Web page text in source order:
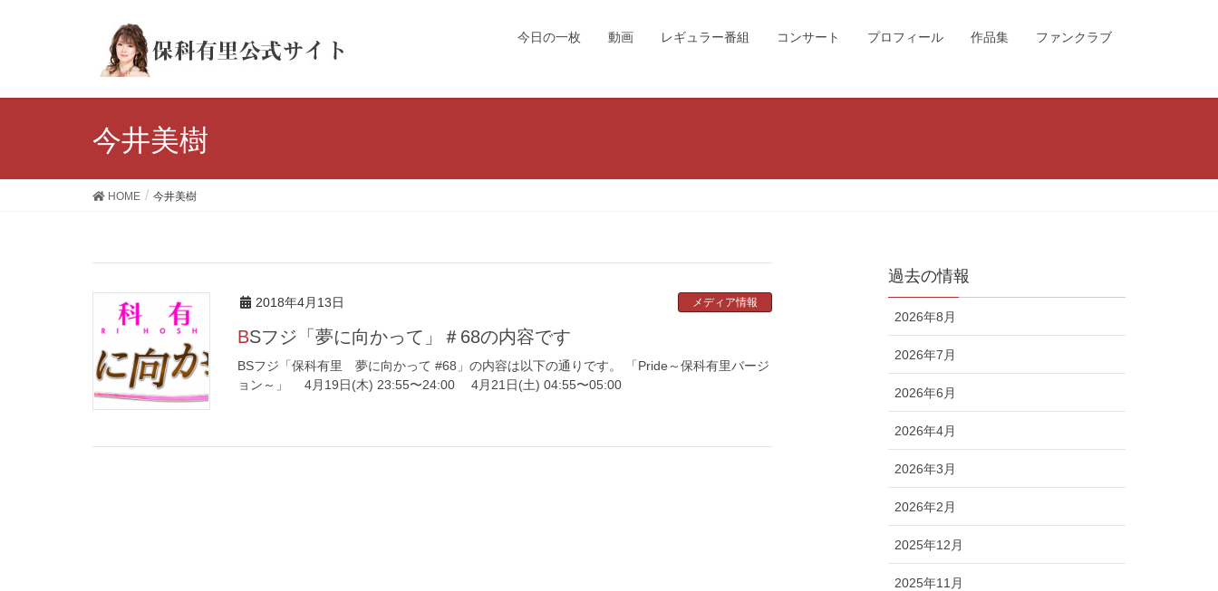
今日の一枚 動画 レギュラー番組 コンサート プロフィール 作品集 ファンクラブ
今井美樹
HOME 今井美樹
2018年4月13日 メディア情報
BSフジ「夢に向かって」＃68の内容です
BSフジ「保科有里 夢に向かって #68」の内容は以下の通りです。 「Pride～保科有里バージ
ョン～」 4月19日(木) 23:55〜24:00 4月21日(土) 04:55〜05:00
過去の情報
2026年8月
2026年7月
2026年6月
2026年4月
2026年3月
2026年2月
2025年12月
2025年11月